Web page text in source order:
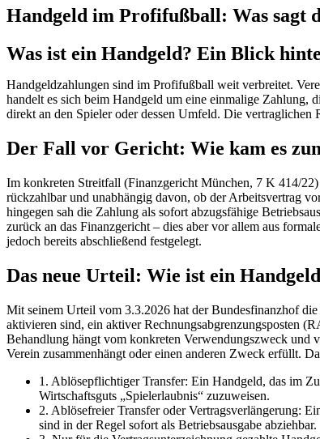
Handgeld im Profifußball: Was sagt
Was ist ein Handgeld? Ein Blick
Handgeldzahlungen sind im Profifußball weit verbreitet.
handelt es sich beim Handgeld um eine einmalige Zahlung,
direkt an den Spieler oder dessen Umfeld. Die vertraglichen
Der Fall vor Gericht: Wie kam es
Im konkreten Streitfall (Finanzgericht München, 7 K 414/
rückzahlbar und unabhängig davon, ob der Arbeitsvertrag
hingegen sah die Zahlung als sofort abzugsfähige
zurück an das Finanzgericht – dies aber vor allem aus
jedoch bereits abschließend festgelegt.
Das neue Urteil: Wie ist ein
Mit seinem Urteil vom 3.3.2026 hat der Bundesfinanzhof
aktivieren sind, ein aktiver Rechnungsabgrenzungsposten
Behandlung hängt vom konkreten Verwendungszweck und
Verein zusammenhängt oder einen anderen Zweck erfüllt.
1. Ablösepflichtiger Transfer: Ein Handgeld, das im
Wirtschaftsguts „Spielerlaubnis“ zuzuweisen.
2. Ablösefreier Transfer oder Vertragsverlängerung:
sind in der Regel sofort als Betriebsausgabe abziehbar.